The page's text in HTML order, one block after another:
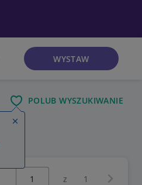
WYSTAW
POLUB WYSZUKIWANIE
Wybierz stronę:
z 1
Zamknij wskazówkę